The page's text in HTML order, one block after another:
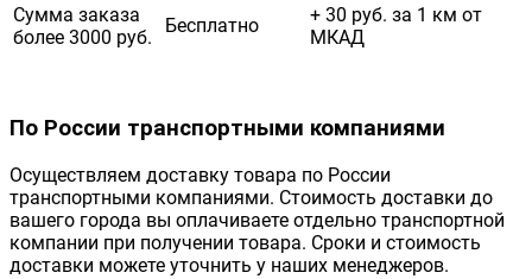
Сумма заказа
более 3000 руб.
Бесплатно
+ 30 руб. за 1 км от
МКАД
По России транспортными компаниями
Осуществляем доставку товара по России
транспортными компаниями. Стоимость доставки до
вашего города вы оплачиваете отдельно транспортной
компании при получении товара. Сроки и стоимость
доставки можете уточнить у наших менеджеров.